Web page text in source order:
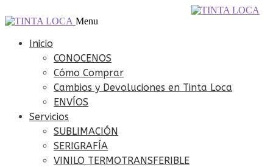
Ir
Ir
Menu
Inicio
CONOCENOS
Cómo Comprar
Cambios y Devoluciones en Tinta Loca
ENVÍOS
Servicios
SUBLIMACIÓN
SERIGRAFÍA
VINILO TERMOTRANSFERIBLE